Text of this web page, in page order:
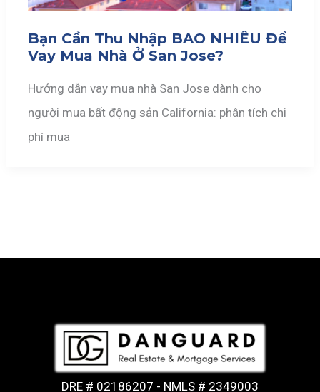
Bạn Cần Thu Nhập BAO NHIÊU Để
Vay Mua Nhà Ở San Jose?
Hướng dẫn vay mua nhà San Jose dành cho
người mua bất động sản California: phân tích chi
phí mua
DRE # 02186207 - NMLS # 2349003